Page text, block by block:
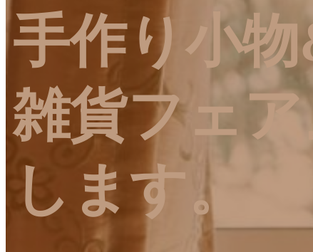
手作り小
雑貨フェ
します。